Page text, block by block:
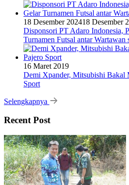
18 Desember 202418 Desember
Disponsori PT Adaro Indonesia,
Turnamen Futsal antar Wartawan
16 Maret 2019
Demi Xpander, Mitsubishi Bakal
Sport
Selengkapnya
Recent Post